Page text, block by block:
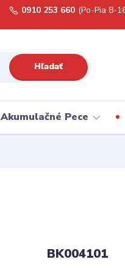
Hľadať
0910 253 660 (Po-Pia 8-
Akumulačné Pece
BK004101